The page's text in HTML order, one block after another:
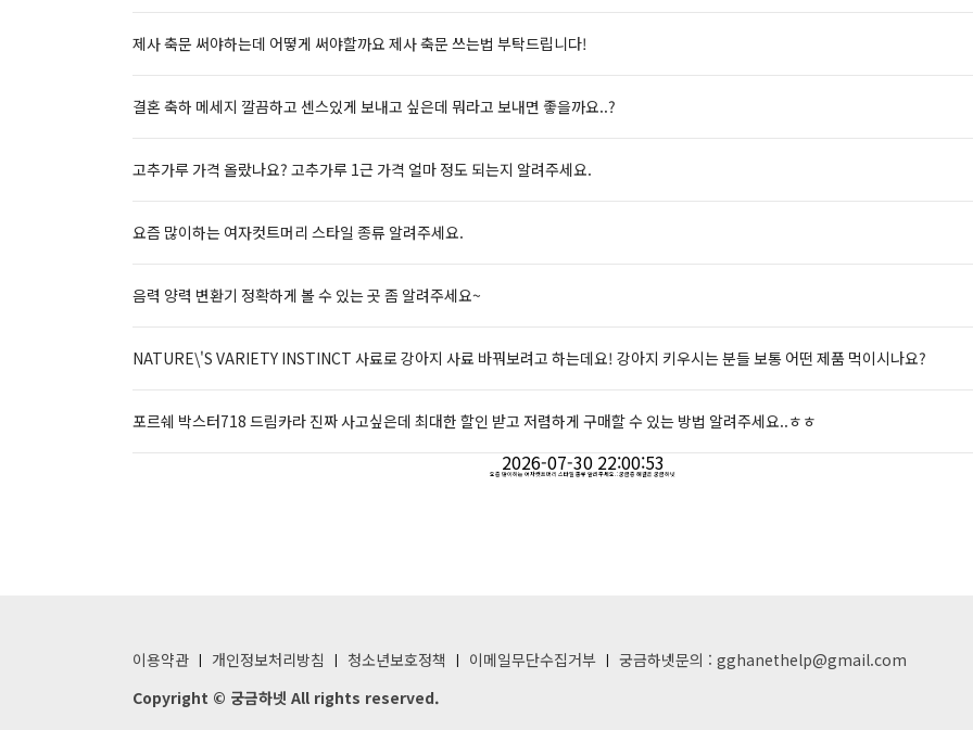
제사 축문 써야하는데 어떻게 써야할까요 제사 축문 쓰는법 부탁드립니다!
결혼 축하 메세지 깔끔하고 센스있게 보내고 싶은데 뭐라고 보내면 좋을까요..?
고추가루 가격 올랐나요? 고추가루 1근 가격 얼마 정도 되는지 알려주세요.
요즘 많이하는 여자컷트머리 스타일 종류 알려주세요.
음력 양력 변환기 정확하게 볼 수 있는 곳 좀 알려주세요~
NATURE\'S VARIETY INSTINCT 사료로 강아지 사료 바꿔보려고 하는데요! 강아지 키우시는 분들 보통 어떤 제품 먹이시나요?
포르쉐 박스터718 드림카라 진짜 사고싶은데 최대한 할인 받고 저렴하게 구매할 수 있는 방법 알려주세요..ㅎㅎ
2026-07-30 22:00:53
요즘 많이하는 여자컷트머리 스타일 종류 알려주세요. : 궁금증 해결은 궁금하넷
이용약관 개인정보처리방침 청소년보호정책 이메일무단수집거부
궁금하넷문의 : gghanethelp@gmail.com
Copyright © 궁금하넷 All rights reserved.